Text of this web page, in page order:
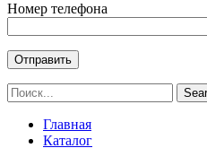
Номер телефона
Главная
Каталог